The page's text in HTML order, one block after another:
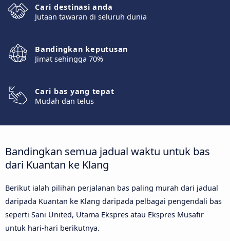
Cari destinasi anda
Jutaan tawaran di seluruh dunia
Bandingkan keputusan
Jimat sehingga 70%
Cari bas yang tepat
Mudah dan telus
Bandingkan semua jadual waktu untuk bas
dari Kuantan ke Klang
Berikut ialah pilihan perjalanan bas paling murah dari jadual
daripada Kuantan ke Klang daripada pelbagai pengendali bas
seperti Sani United, Utama Ekspres atau Ekspres Musafir
untuk hari-hari berikutnya.